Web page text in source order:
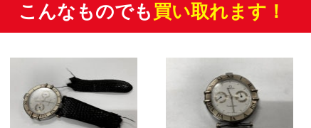
こんなものでも 買い取れます！